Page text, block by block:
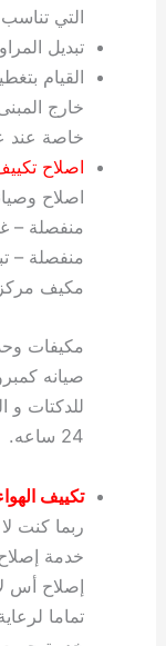
التي
تبديل
القيام
خارج
خاصة عند
اصلاح
اصلاح
منفصلة –
منفصلة –
مكيف مركزى 24
مكيفات
صيانه
للدكتات و
24 ساعه.
تكييف
ربما كنت
خدمة
إصلاح أس
تماما